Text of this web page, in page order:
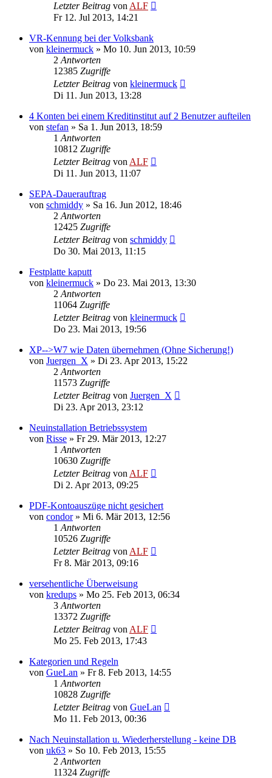
Letzter Beitrag von ALF
Fr 12. Jul 2013, 14:21
VR-Kennung bei der Volksbank
von kleinermuck » Mo 10. Jun 2013, 10:59
2 Antworten
12385 Zugriffe
Letzter Beitrag von kleinermuck
Di 11. Jun 2013, 13:28
4 Konten bei einem Kreditinstitut auf 2 Benutzer aufteilen
von stefan » Sa 1. Jun 2013, 18:59
1 Antworten
10812 Zugriffe
Letzter Beitrag von ALF
Di 11. Jun 2013, 11:07
SEPA-Dauerauftrag
von schmiddy » Sa 16. Jun 2012, 18:46
2 Antworten
12425 Zugriffe
Letzter Beitrag von schmiddy
Do 30. Mai 2013, 11:15
Festplatte kaputt
von kleinermuck » Do 23. Mai 2013, 13:30
2 Antworten
11064 Zugriffe
Letzter Beitrag von kleinermuck
Do 23. Mai 2013, 19:56
XP-->W7 wie Daten übernehmen (Ohne Sicherung!)
von Juergen_X » Di 23. Apr 2013, 15:22
2 Antworten
11573 Zugriffe
Letzter Beitrag von Juergen_X
Di 23. Apr 2013, 23:12
Neuinstallation Betriebssystem
von Risse » Fr 29. Mär 2013, 12:27
1 Antworten
10630 Zugriffe
Letzter Beitrag von ALF
Di 2. Apr 2013, 09:25
PDF-Kontoauszüge nicht gesichert
von condor» Mi 6. Mär 2013, 12:56
1 Antworten
10526 Zugriffe
Letzter Beitrag von ALF
Fr 8. Mär 2013, 09:16
versehentliche Überweisung
von kredups » Mo 25. Feb 2013, 06:34
3 Antworten
13372 Zugriffe
Letzter Beitrag von ALF
Mo 25. Feb 2013, 17:43
Kategorien und Regeln
von GueLan » Fr 8. Feb 2013, 14:55
1 Antworten
10828 Zugriffe
Letzter Beitrag von GueLan
Mo 11. Feb 2013, 00:36
Nach Neuinstallation u. Wiederherstellung - keine DB
von uk63 » So 10. Feb 2013, 15:55
2 Antworten
11324 Zugriffe